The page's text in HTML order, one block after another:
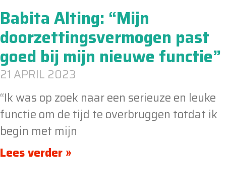
Babita Alting: “Mijn
doorzettingsvermogen past
goed bij mijn nieuwe functie”
21 APRIL 2023
“Ik was op zoek naar een serieuze en leuke
functie om de tijd te overbruggen totdat ik
begin met mijn
Lees verder »